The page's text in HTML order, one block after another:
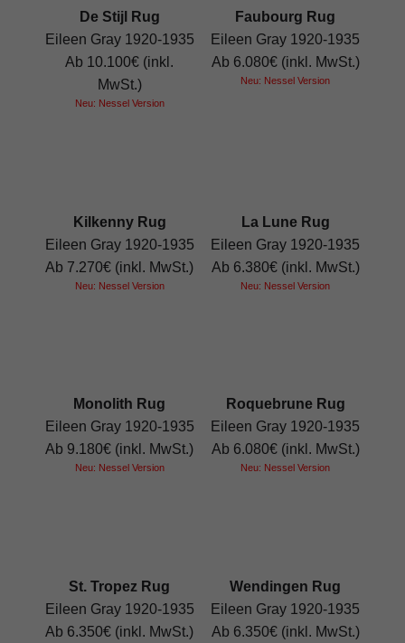
De Stijl Rug
Eileen Gray 1920-1935
Ab 10.100€ (inkl.
MwSt.)
Neu: Nessel Version
Faubourg Rug
Eileen Gray 1920-1935
Ab 6.080€ (inkl. MwSt.)
Neu: Nessel Version
Kilkenny Rug
Eileen Gray 1920-1935
Ab 7.270€ (inkl. MwSt.)
Neu: Nessel Version
La Lune Rug
Eileen Gray 1920-1935
Ab 6.380€ (inkl. MwSt.)
Neu: Nessel Version
Monolith Rug
Eileen Gray 1920-1935
Ab 9.180€ (inkl. MwSt.)
Neu: Nessel Version
Roquebrune Rug
Eileen Gray 1920-1935
Ab 6.080€ (inkl. MwSt.)
Neu: Nessel Version
St. Tropez Rug
Eileen Gray 1920-1935
Ab 6.350€ (inkl. MwSt.)
Wendingen Rug
Eileen Gray 1920-1935
Ab 6.350€ (inkl. MwSt.)